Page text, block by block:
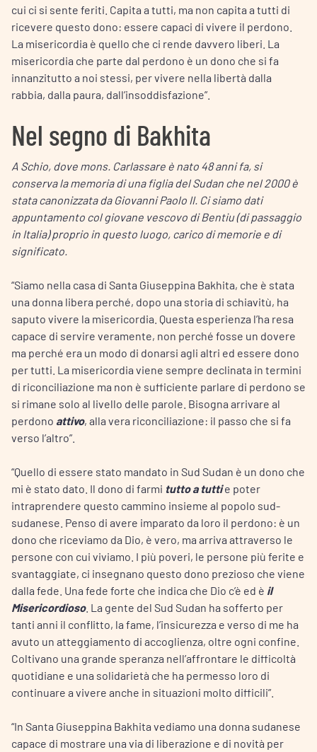
cui ci si sente feriti. Capita a tutti, ma non capita a tutti di
ricevere questo dono: essere capaci di vivere il perdono.
La misericordia è quello che ci rende davvero liberi. La
misericordia che parte dal perdono è un dono che si fa
innanzitutto a noi stessi, per vivere nella libertà dalla
rabbia, dalla paura, dall’insoddisfazione”.
Nel segno di Bakhita
A Schio, dove mons. Carlassare è nato 48 anni fa, si
conserva la memoria di una figlia del Sudan che nel 2000 è
stata canonizzata da Giovanni Paolo II. Ci siamo dati
appuntamento col giovane vescovo di Bentiu (di passaggio
in Italia) proprio in questo luogo, carico di memorie e di
significato.
“Siamo nella casa di Santa Giuseppina Bakhita, che è stata
una donna libera perché, dopo una storia di schiavitù, ha
saputo vivere la misericordia. Questa esperienza l’ha resa
capace di servire veramente, non perché fosse un dovere
ma perché era un modo di donarsi agli altri ed essere dono
per tutti. La misericordia viene sempre declinata in termini
di riconciliazione ma non è sufficiente parlare di perdono se
si rimane solo al livello delle parole. Bisogna arrivare al
perdono attivo, alla vera riconciliazione: il passo che si fa
verso l’altro”.
“Quello di essere stato mandato in Sud Sudan è un dono che
mi è stato dato. Il dono di farmi tutto a tuttie poter
intraprendere questo cammino insieme al popolo sud-
sudanese. Penso di avere imparato da loro il perdono: è un
dono che riceviamo da Dio, è vero, ma arriva attraverso le
persone con cui viviamo. I più poveri, le persone più ferite e
svantaggiate, ci insegnano questo dono prezioso che viene
dalla fede. Una fede forte che indica che Dio c’è ed è il
Misericordioso. La gente del Sud Sudan ha sofferto per
tanti anni il conflitto, la fame, l’insicurezza e verso di me ha
avuto un atteggiamento di accoglienza, oltre ogni confine.
Coltivano una grande speranza nell’affrontare le difficoltà
quotidiane e una solidarietà che ha permesso loro di
continuare a vivere anche in situazioni molto difficili”.
“In Santa Giuseppina Bakhita vediamo una donna sudanese
capace di mostrare una via di liberazione e di novità per